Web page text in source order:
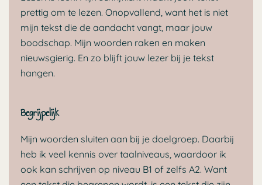
prettig om te lezen. Onopvallend, want het is niet
mijn tekst die de aandacht vangt, maar jouw
boodschap. Mijn woorden raken en maken
nieuwsgierig. En zo blijft jouw lezer bij je tekst
hangen.​
Begrijpelijk
Mijn woorden sluiten aan bij je doelgroep. Daarbij
heb ik veel kennis over taalniveaus, waardoor ik
ook kan schrijven op niveau B1 of zelfs A2. Want